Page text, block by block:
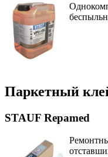
Паркетный
STAUF Repamed